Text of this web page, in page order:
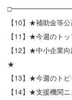
【10】★補助金等
【11】★今週のト
【12】★中小企業
★
【13】★今週のト
【14】★支援機関